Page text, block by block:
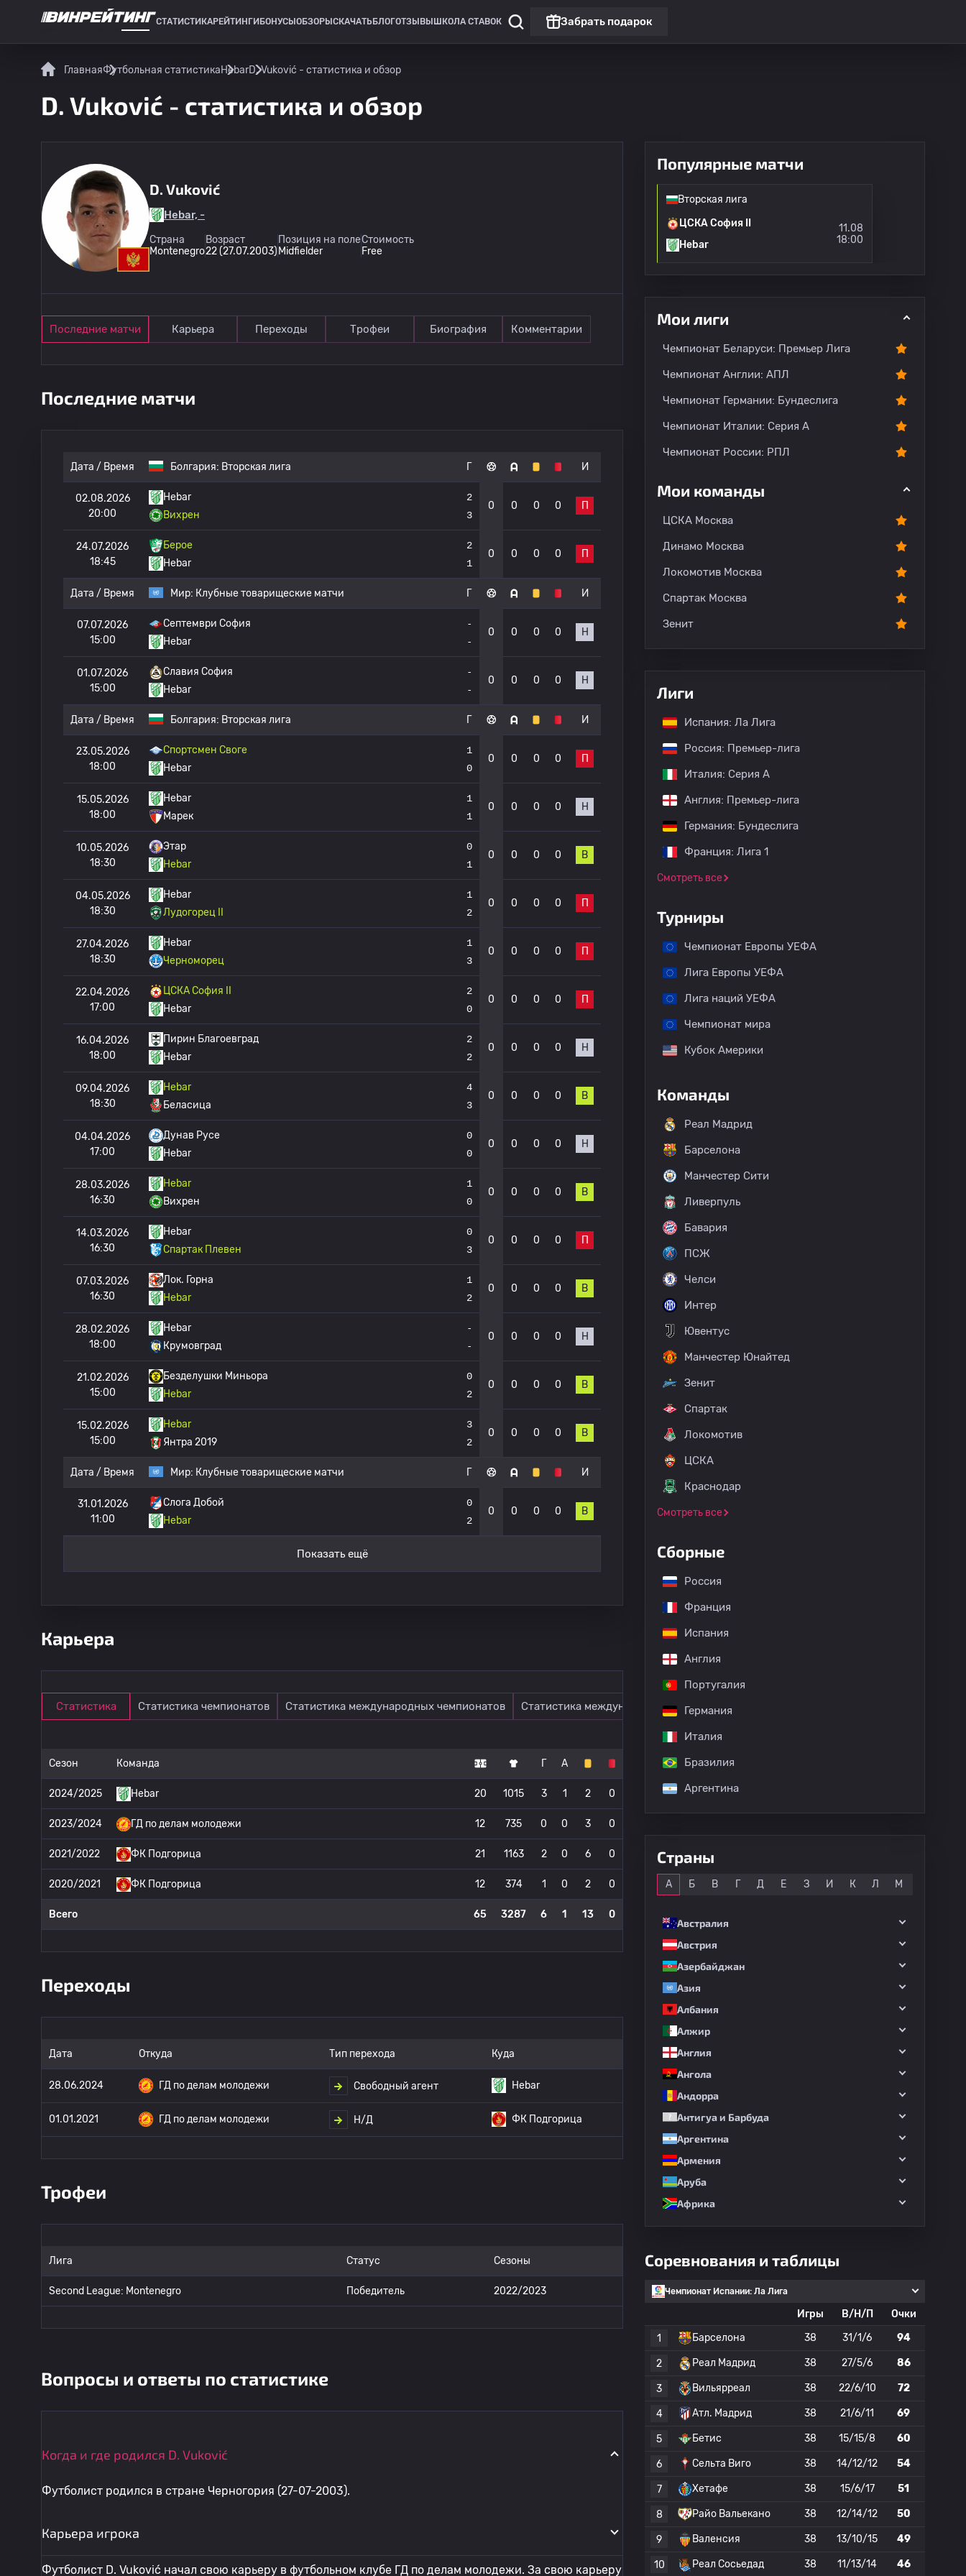
СТАТИСТИКАРЕЙТИНГИ БОНУСЫ ОБЗОРЫ СКАЧАТЬ БЛОГОТЗЫВЫ ШКОЛА СТАВОК Забрать подарок
ГлавнаяФутбольная статистикаHebarD. Vuković - статистика и обзор
D. Vuković - статистика и обзор
D. Vuković
Hebar, -
Страна
Montenegro
Возраст
22 (27.07.2003)
Позиция на поле
Midfielder
Стоимость
Free
Последние матчи Карьера Переходы Трофеи Биография Комментарии
Последние матчи
Дата / Время Болгария: Вторская лига Г И
02.08.2026
20:00
Hebar
Вихрен
2
3
0 0 0 0 П
24.07.2026
18:45
Берое
Hebar
2
1
0 0 0 0 П
Дата / Время Мир: Клубные товарищеские матчи Г И
07.07.2026
15:00
Септември София
Hebar
-
-
0 0 0 0 Н
01.07.2026
15:00
Славия София
Hebar
-
-
0 0 0 0 Н
Дата / Время Болгария: Вторская лига Г И
23.05.2026
18:00
Спортсмен Своге
Hebar
1
0
0 0 0 0 П
15.05.2026
18:00
Hebar
Марек
1
1
0 0 0 0 Н
10.05.2026
18:30
Этар
Hebar
0
1
0 0 0 0 В
04.05.2026
18:30
Hebar
Лудогорец II
1
2
0 0 0 0 П
27.04.2026
18:30
Hebar
Черноморец
1
3
0 0 0 0 П
22.04.2026
17:00
ЦСКА София II
Hebar
2
0
0 0 0 0 П
16.04.2026
18:00
Пирин Благоевград
Hebar
2
2
0 0 0 0 Н
09.04.2026
18:30
Hebar
Беласица
4
3
0 0 0 0 В
04.04.2026
17:00
Дунав Русе
Hebar
0
0
0 0 0 0 Н
28.03.2026
16:30
Hebar
Вихрен
1
0
0 0 0 0 В
14.03.2026
16:30
Hebar
Спартак Плевен
0
3
0 0 0 0 П
07.03.2026
16:30
Лок. Горна
Hebar
1
2
0 0 0 0 В
28.02.2026
18:00
Hebar
Крумовград
-
-
0 0 0 0 Н
21.02.2026
15:00
Безделушки Миньора
Hebar
0
2
0 0 0 0 В
15.02.2026
15:00
Hebar
Янтра 2019
3
2
0 0 0 0 В
Дата / Время Мир: Клубные товарищеские матчи Г И
31.01.2026
11:00
Слога Добой
Hebar
0
2
0 0 0 0 В
Показать ещё
Карьера
Статистика Статистика чемпионатов Статистика международных чемпионатов Статистика международных матчей
Сезон Команда Г А
2024/2025 Hebar 20 1015 3 1 2 0
2023/2024 ГД по делам молодежи 12 735 0 0 3 0
2021/2022 ФК Подгорица 21 1163 2 0 6 0
2020/2021 ФК Подгорица 12 374 1 0 2 0
Всего 65 3287 6 1 13 0
Переходы
Дата Откуда Тип перехода Куда
28.06.2024 ГД по делам молодежи Свободный агент Hebar
01.01.2021 ГД по делам молодежи Н/Д ФК Подгорица
Трофеи
Лига Статус Сезоны
Second League: Montenegro Победитель 2022/2023
Вопросы и ответы по статистике
Когда и где родился D. Vuković
Футболист родился в стране Черногория (27-07-2003).
Карьера игрока
Футболист D. Vuković начал свою карьеру в футбольном клубе ГД по делам молодежи. За свою карьеру
Популярные матчи
Вторская лига
ЦСКА София II
Hebar
11.08
18:00
Мои лиги
Чемпионат Беларуси: Премьер Лига
Чемпионат Англии: АПЛ
Чемпионат Германии: Бундеслига
Чемпионат Италии: Серия А
Чемпионат России: РПЛ
Мои команды
ЦСКА Москва
Динамо Москва
Локомотив Москва
Спартак Москва
Зенит
Лиги
Испания: Ла Лига
Россия: Премьер-лига
Италия: Серия А
Англия: Премьер-лига
Германия: Бундеслига
Франция: Лига 1
Смотреть все
Турниры
Чемпионат Европы УЕФА
Лига Европы УЕФА
Лига наций УЕФА
Чемпионат мира
Кубок Америки
Команды
Реал Мадрид
Барселона
Манчестер Сити
Ливерпуль
Бавария
ПСЖ
Челси
Интер
Ювентус
Манчестер Юнайтед
Зенит
Спартак
Локомотив
ЦСКА
Краснодар
Смотреть все
Сборные
Россия
Франция
Испания
Англия
Португалия
Германия
Италия
Бразилия
Аргентина
Страны
А Б В Г Д Е З И К Л М
Австралия
Австрия
Азербайджан
Азия
Албания
Алжир
Англия
Ангола
Андорра
Антигуа и Барбуда
Аргентина
Армения
Аруба
Африка
Соревнования и таблицы
Чемпионат Испании: Ла Лига
Игры В/Н/П
Очки
1
Барселона 38 31/1/6 94
2 Реал Мадрид 38 27/5/6 86
3 Вильярреал 38 22/6/10 72
4 Атл. Мадрид 38 21/6/11 69
5 Бетис 38 15/15/8 60
6 Сельта Виго 38 14/12/12 54
7 Хетафе 38 15/6/17 51
8 Райо Вальекано 38 12/14/12 50
9 Валенсия 38 13/10/15 49
10 Реал Сосьедад 38 11/13/14 46